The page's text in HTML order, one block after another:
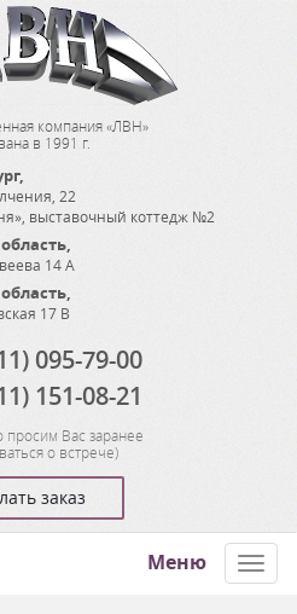
компания «ЛВН»
в 1991 г.
,
22
выставочный коттедж №2
,
14 А
,
17 В
095-79-00
151-08-21
просим Вас заранее
о встрече)
заказ
Меню